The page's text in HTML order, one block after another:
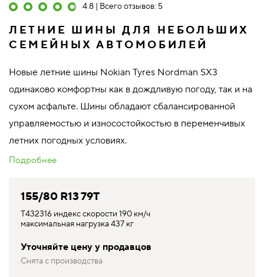
4.8 | Всего отзывов: 5
ЛЕТНИЕ ШИНЫ ДЛЯ НЕБОЛЬШИХ
СЕМЕЙНЫХ АВТОМОБИЛЕЙ
Новые летние шины Nokian Tyres Nordman SX3
одинаково комфортны как в дождливую погоду, так и на
сухом асфальте. Шины обладают сбалансированной
управляемостью и износостойкостью в переменчивых
летних погодных условиях.
Подробнее
155/80 R13 79T
T432316 индекс скорости 190 км/ч
максимальная нагрузка 437 кг
Уточняйте цену у продавцов
Снята с производства